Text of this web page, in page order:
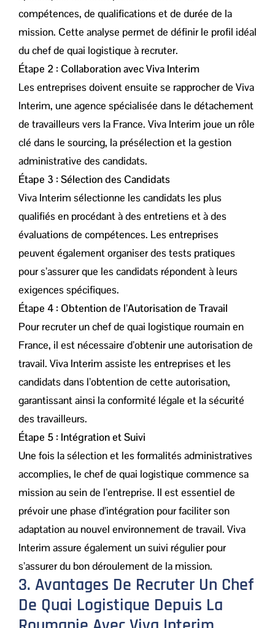
compétences, de qualifications et de durée de la
mission. Cette analyse permet de définir le profil idéal
du chef de quai logistique à recruter.
Étape 2 : Collaboration avec Viva Interim
Les entreprises doivent ensuite se rapprocher de Viva
Interim, une agence spécialisée dans le détachement
de travailleurs vers la France. Viva Interim joue un rôle
clé dans le sourcing, la présélection et la gestion
administrative des candidats.
Étape 3 : Sélection des Candidats
Viva Interim sélectionne les candidats les plus
qualifiés en procédant à des entretiens et à des
évaluations de compétences. Les entreprises
peuvent également organiser des tests pratiques
pour s’assurer que les candidats répondent à leurs
exigences spécifiques.
Étape 4 : Obtention de l’Autorisation de Travail
Pour recruter un chef de quai logistique roumain en
France, il est nécessaire d’obtenir une autorisation de
travail. Viva Interim assiste les entreprises et les
candidats dans l’obtention de cette autorisation,
garantissant ainsi la conformité légale et la sécurité
des travailleurs.
Étape 5 : Intégration et Suivi
Une fois la sélection et les formalités administratives
accomplies, le chef de quai logistique commence sa
mission au sein de l’entreprise. Il est essentiel de
prévoir une phase d’intégration pour faciliter son
adaptation au nouvel environnement de travail. Viva
Interim assure également un suivi régulier pour
s’assurer du bon déroulement de la mission.
3. Avantages De Recruter Un Chef
De Quai Logistique Depuis La